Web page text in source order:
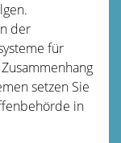
der
für
setzen Sie
in